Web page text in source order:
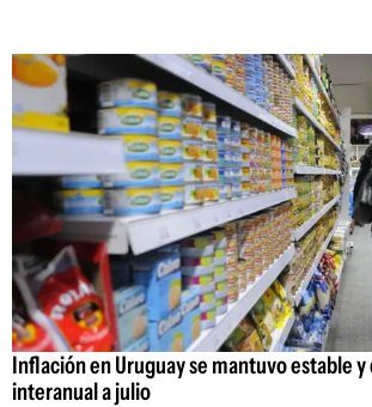
Inflación en Uruguay se mantuvo estable y
interanual a julio